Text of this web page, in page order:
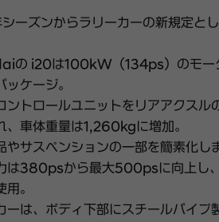
ーズンからラリーカーの新規定と
の i20は100kW（134ps）のモー
ッケージ。
ントロールユニットをリアアクスル
、車体重量は1,260kgに増加。
やサスペンションの一部を簡素化し
は380psから最大500psに向上し
用。
ーは、ボディ下部にスチールパイプ